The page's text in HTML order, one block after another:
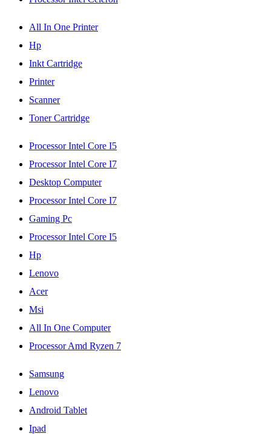
All In One Printer
Hp
Inkt Cartridge
Printer
Scanner
Toner Cartridge
Processor Intel Core I5
Processor Intel Core I7
Desktop Computer
Processor Intel Core I7
Gaming Pc
Processor Intel Core I5
Hp
Lenovo
Acer
Msi
All In One Computer
Processor Amd Ryzen 7
Samsung
Lenovo
Android Tablet
Ipad